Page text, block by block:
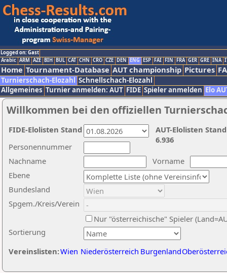
Logged on: Gast
Arabic ARM AZE BIH BUL CAT CHN CRO CZE DEN ENG ESP FAI FIN FRA GER GRE INA
Home Tournament-Database AUT championship Pictures
Turnierschach-Elozahl Schnellschach-Elozahl
Allgemeines Turnier anmelden: AUT FIDE Spieler anmelden Elo
Willkommen bei den offiziellen
Nachname
Vorname
Ebene
Sortierung
Personennummer
Bundesland
Spgem./Kreis/Verein
Nur "österreichische" Spieler
Vereinslisten:Wien Niederösterreich Burgenland
AUT-Elolisten
6.936
FIDE-Elolisten Stand